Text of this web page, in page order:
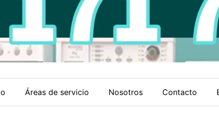
Áreas de servicio Nosotros Contacto